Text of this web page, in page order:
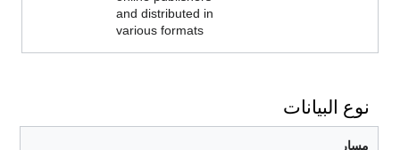
and distributed in
various formats
نوع البيانات
مسار